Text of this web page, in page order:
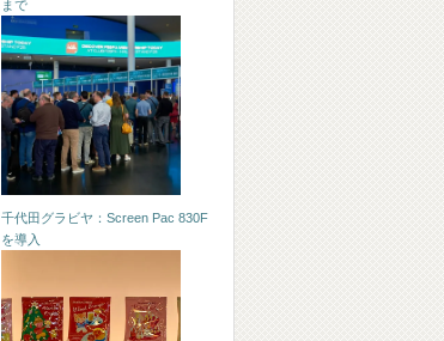
まで
千代田グラビヤ：Screen Pac 830F
を導入